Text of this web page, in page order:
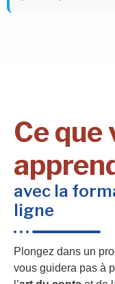
Ce que
avec la
ligne
Plongez dans un
vous guidera pas à